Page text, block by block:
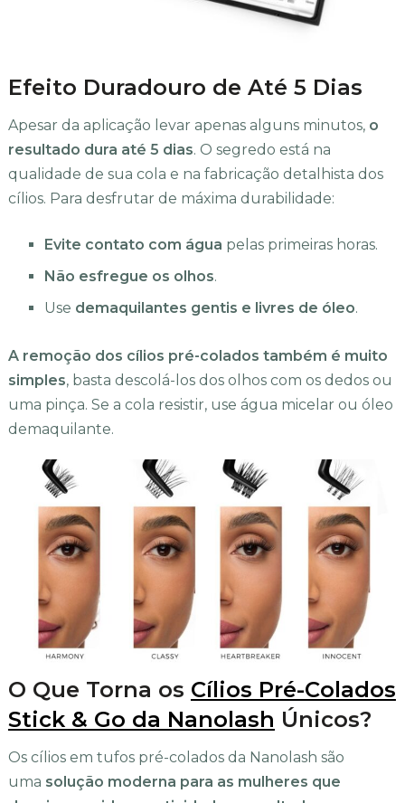
Efeito Duradouro de Até 5 Dias
Apesar da aplicação levar apenas alguns minutos, o
resultado dura até 5 dias. O segredo está na
qualidade de sua cola e na fabricação detalhista dos
cílios. Para desfrutar de máxima durabilidade:
Evite contato com água pelas primeiras horas.
Não esfregue os olhos.
Use demaquilantes gentis e livres de óleo.
A remoção dos cílios pré-colados também é muito
simples, basta descolá-los dos olhos com os dedos ou
uma pinça. Se a cola resistir, use água micelar ou óleo
demaquilante.
O Que Torna os Cílios Pré-Colados
Stick & Go da Nanolash Únicos?
Os cílios em tufos pré-colados da Nanolash são
uma solução moderna para as mulheres que